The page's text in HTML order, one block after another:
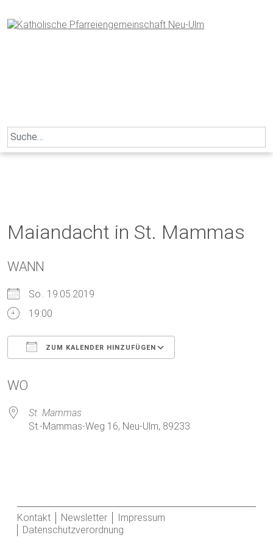
to
content
Search
for:
Maiandacht in St. Mammas
WANN
So.. 19.05.2019
19:00
ZUM KALENDER HINZUFÜGEN
WO
St. Mammas
St.-Mammas-Weg 16, Neu-Ulm, 89233
Kontakt Newsletter
Impressum
Datenschutzverordnung